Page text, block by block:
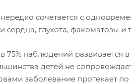
сочетается с
глухота, факоматозы и
75% наблюдений развивается
детей не
заболевание протекает по